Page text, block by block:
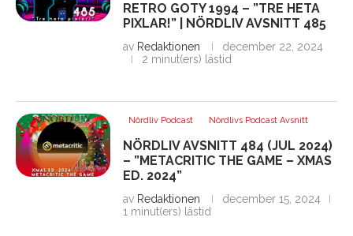
RETRO GOTY 1994 – ”TRE HETA
PIXLAR!” | NÖRDLIV AVSNITT 485
av Redaktionen
december 22, 2024
2 minut(ers) lästid
Nördliv Podcast Nördlivs Podcast Avsnitt
NÖRDLIV AVSNITT 484 (JUL 2024)
– ”METACRITIC THE GAME – XMAS
ED. 2024”
av Redaktionen
december 15, 2024
1 minut(ers) lästid